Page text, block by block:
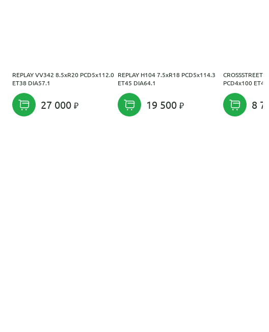
REPLAY VV342 8.5xR20 PCD5x112.0
ET38 DIA57.1
27 000
REPLAY H104 7.5xR18 PCD5x114.3
ET45 DIA64.1
19 500
CROSSSTREET
PCD4x100
8